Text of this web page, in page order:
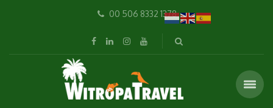
00 506 8332 1378